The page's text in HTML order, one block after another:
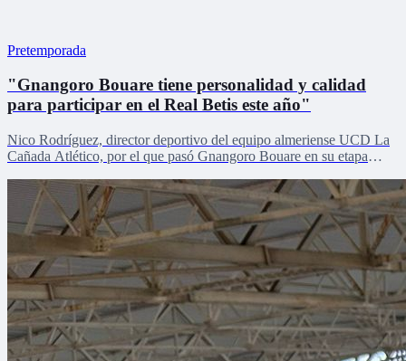
Pretemporada
"Gnangoro Bouare tiene personalidad y calidad
para participar en el Real Betis este año"
Nico Rodríguez, director deportivo del equipo almeriense UCD La
Cañada Atlético, por el que pasó Gnangoro Bouare en su etapa
cantera en la pretemporada verdiblanca con Zona Mixta.